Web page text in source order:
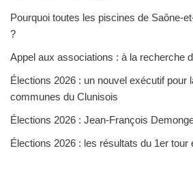
Pourquoi toutes les piscines de Saône-
?
Appel aux associations : à la recherche
Élections 2026 : un nouvel exécutif pour
communes du Clunisois
Élections 2026 : Jean-François
Élections 2026 : les résultats du 1er tour